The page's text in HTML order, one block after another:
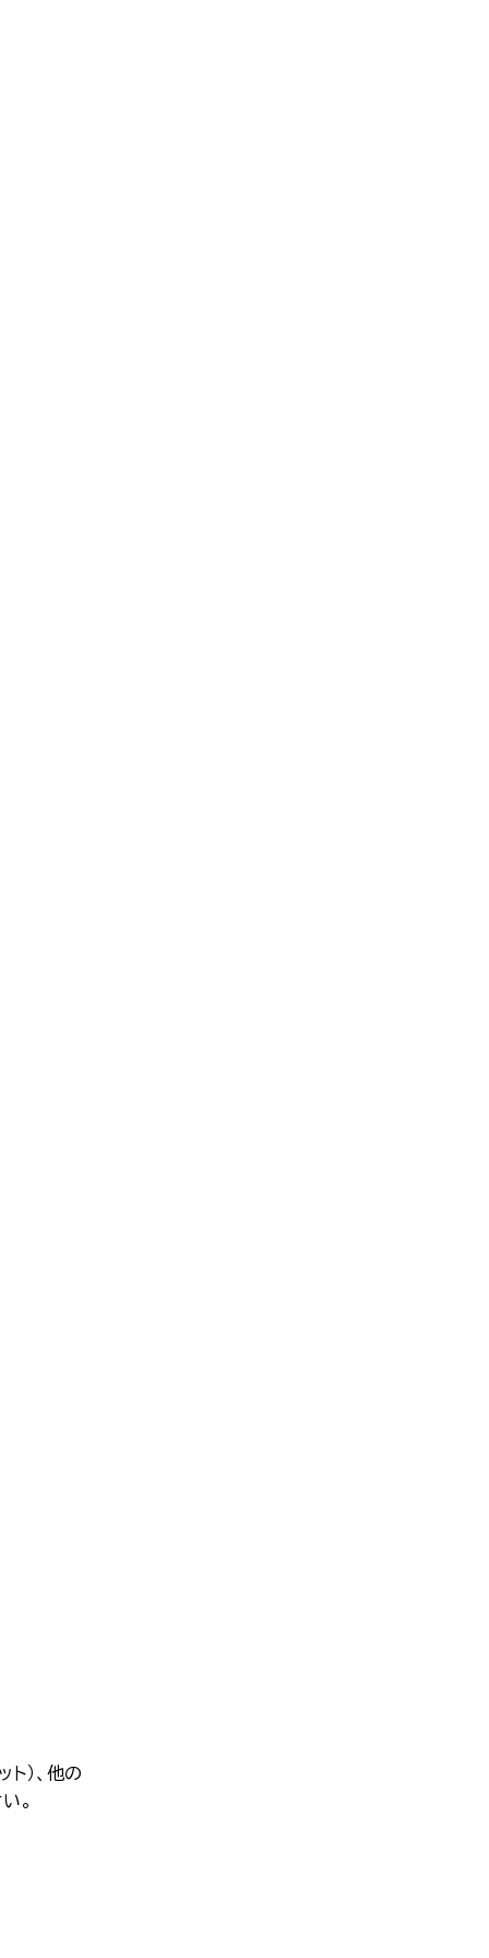
）、他の
。